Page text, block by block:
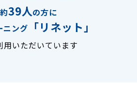
約39人の方に
ニング
「リネット」
用いただいています